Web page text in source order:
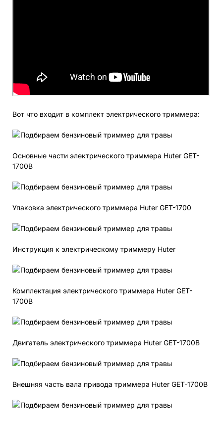
Вот что входит в комплект электрического триммера:
Основные части электрического триммера Huter GET-
1700B
Упаковка электрического триммера Huter GET-1700
Инструкция к электрическому триммеру Huter
Комплектация электрического триммера Huter GET-
1700B
Двигатель электрического триммера Huter GET-1700B
Внешняя часть вала привода триммера Huter GET-1700B